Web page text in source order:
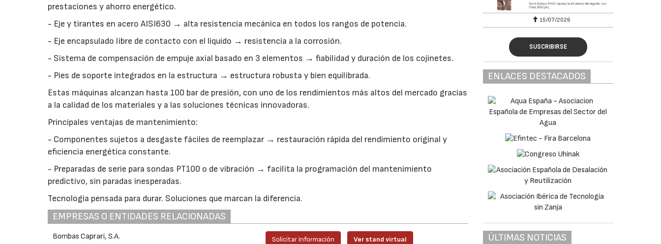
prestaciones y ahorro energético.
- Eje y tirantes en acero AISI630 → alta resistencia mecánica en todos los rangos de potencia.
- Eje encapsulado libre de contacto con el líquido → resistencia a la corrosión.
- Sistema de compensación de empuje axial basado en 3 elementos → fiabilidad y duración de los cojinetes.
- Pies de soporte integrados en la estructura → estructura robusta y bien equilibrada.
Estas máquinas alcanzan hasta 100 bar de presión, con uno de los rendimientos más altos del mercado gracias
a la calidad de los materiales y a las soluciones técnicas innovadoras.
Principales ventajas de mantenimiento:
- Componentes sujetos a desgaste fáciles de reemplazar → restauración rápida del rendimiento original y
eficiencia energética constante.
- Preparadas de serie para sondas PT100 o de vibración → facilita la programación del mantenimiento
predictivo, sin paradas inesperadas.
Tecnología pensada para durar. Soluciones que marcan la diferencia.
EMPRESAS O ENTIDADES RELACIONADAS
Bombas Caprari, S.A. Solicitar información Ver stand virtual
15/07/2026 15/07/2026
SUSCRIBIRSE
ENLACES DESTACADOS
ÚLTIMAS NOTICIAS